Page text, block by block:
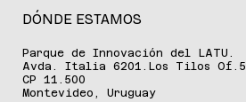
DÓNDE ESTAMOS
Parque de Innovación del LATU.
Avda. Italia 6201.Los Tilos Of.5
CP 11.500
Montevideo, Uruguay